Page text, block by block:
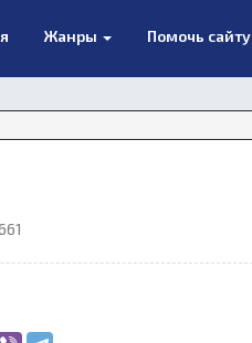
Жанры Помочь сайту